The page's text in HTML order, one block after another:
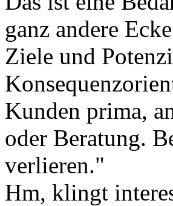
ganz andere
Ziele und
Kunden prima,
oder Beratung.
verlieren."
Hm, klingt